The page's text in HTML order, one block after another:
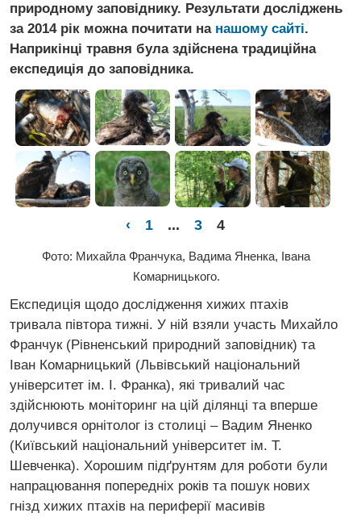
природному заповіднику. Результати досліджень
за 2014 рік можна почитати на нашому сайті.
Наприкінці травня була здійснена традиційна
експедиція до заповідника.
‹ 1 ... 3 4
Фото: Михайла Франчука, Вадима Яненка, Івана
Комарницького.
Експедиція щодо дослідження хижих птахів
тривала півтора тижні. У ній взяли участь Михайло
Франчук (Рівненський природний заповідник) та
Іван Комарницький (Львівський національний
університет ім. І. Франка), які тривалий час
здійснюють моніторинг на цій ділянці та вперше
долучився орнітолог із столиці – Вадим Яненко
(Київський національний університет ім. Т.
Шевченка). Хорошим підґрунтям для роботи були
напрацювання попередніх років та пошук нових
гнізд хижих птахів на периферії масивів